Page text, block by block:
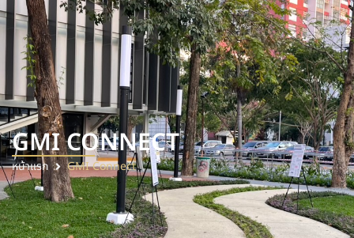
GMI CONNECT
หน้าแรก GMI Connect